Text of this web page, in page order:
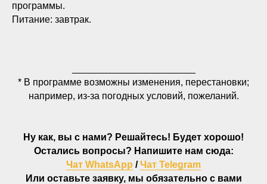
программы.
Питание: завтрак.
* В программе возможны изменения, перестановки;
например, из-за погодных условий, пожеланий.
Ну как, вы с нами? Решайтесь! Будет хорошо!
Остались вопросы? Напишите нам сюда:
Чат WhatsApp /Чат Telegram
Или оставьте заявку, мы обязательно с вами